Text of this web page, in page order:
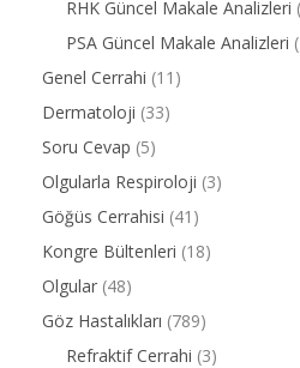
RHK Güncel Makale Analizleri
PSA Güncel Makale Analizleri
Genel Cerrahi (11)
Dermatoloji (33)
Soru Cevap (5)
Olgularla Respiroloji (3)
Göğüs Cerrahisi (41)
Kongre Bültenleri (18)
Olgular (48)
Göz Hastalıkları (789)
Refraktif Cerrahi (3)